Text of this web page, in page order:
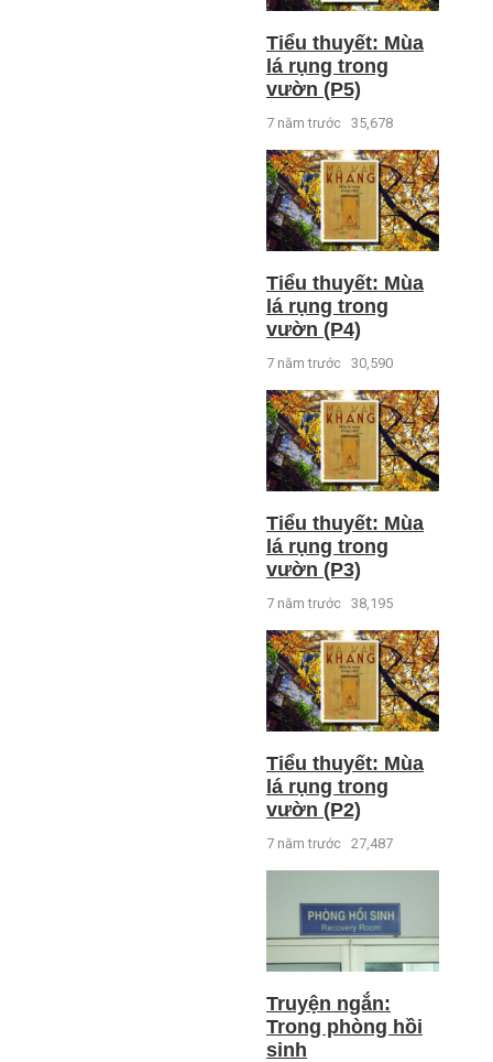
Tiểu thuyết: Mùa
lá rụng trong
vườn (P5)
7 năm trước 35,678
Tiểu thuyết: Mùa
lá rụng trong
vườn (P4)
7 năm trước 30,590
Tiểu thuyết: Mùa
lá rụng trong
vườn (P3)
7 năm trước 38,195
Tiểu thuyết: Mùa
lá rụng trong
vườn (P2)
7 năm trước 27,487
Truyện ngắn:
Trong phòng hồi
sinh